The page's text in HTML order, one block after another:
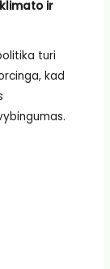
ir
turi
kad